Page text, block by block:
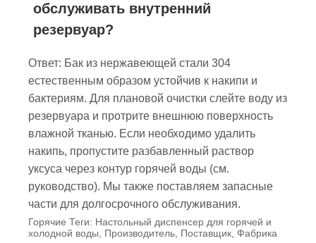
обслуживать внутренний
резервуар?
Ответ: Бак из нержавеющей стали 304
естественным образом устойчив к накипи и
бактериям. Для плановой очистки слейте воду из
резервуара и протрите внешнюю поверхность
влажной тканью. Если необходимо удалить
накипь, пропустите разбавленный раствор
уксуса через контур горячей воды (см.
руководство). Мы также поставляем запасные
части для долгосрочного обслуживания.
Горячие Теги: Настольный диспенсер для горячей и
холодной воды, Производитель, Поставщик, Фабрика